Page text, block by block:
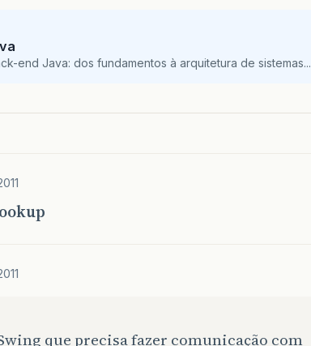
end Java: dos fundamentos à arquitetura de sistemas...
que precisa fazer comunicação com